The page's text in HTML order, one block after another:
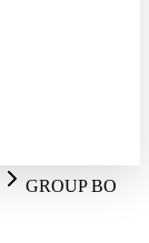
GROUP BO